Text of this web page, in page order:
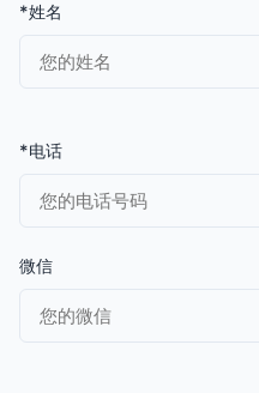
*姓名
*电话
微信